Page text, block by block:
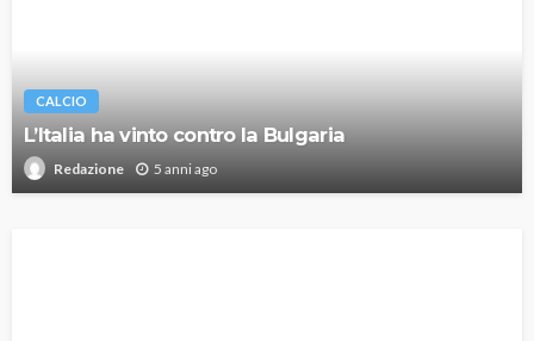
CALCIO
L’Italia ha vinto contro la Bulgaria
Redazione 5 anni ago